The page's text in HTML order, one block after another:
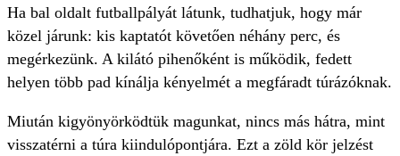
Ha bal oldalt futballpályát látunk, tudhatjuk, hogy már
közel járunk: kis kaptatót követően néhány perc, és
megérkezünk. A kilátó pihenőként is működik, fedett
helyen több pad kínálja kényelmét a megfáradt túrázóknak.
Miután kigyönyörködtük magunkat, nincs más hátra, mint
visszatérni a túra kiindulópontjára. Ezt a zöld kör jelzést